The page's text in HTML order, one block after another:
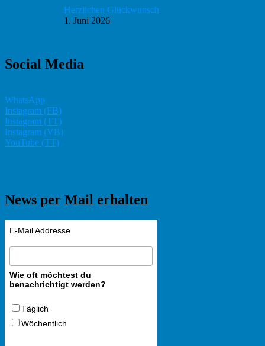
Herzlichen Glückwunsch
1. Juni 2026
Social Media
WhatsApp
Instagram (FB)
Instagram (TT)
Instagram (VB)
YouTube (TT)
News per Mail erhalten
E-Mail Addresse
Wie oft möchtest du
benachrichtigt werden?
Täglich
Wöchentlich